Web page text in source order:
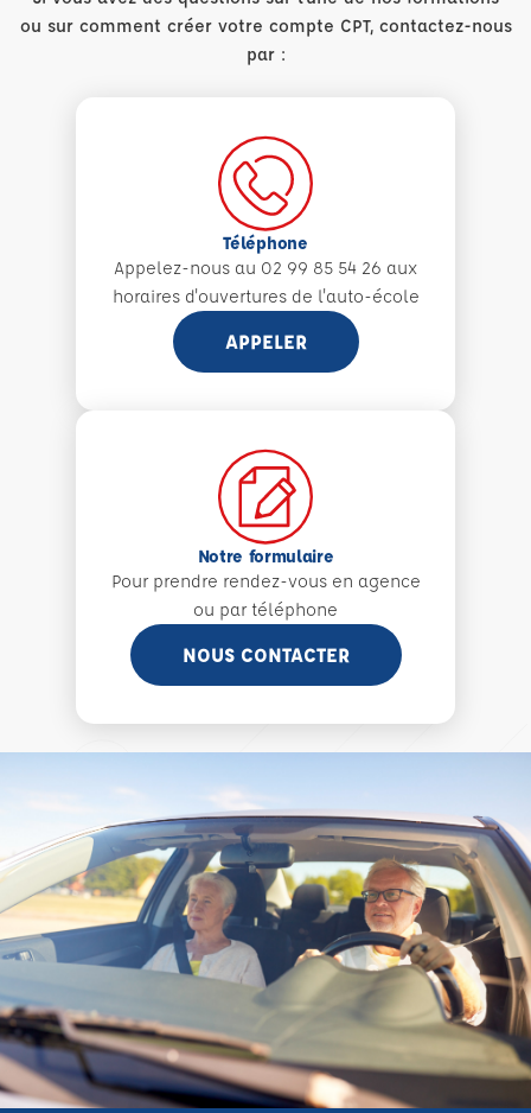
ou sur comment créer votre compte CPT, contactez-nous
par :
Téléphone
Appelez-nous au 02 99 85 54 26 aux
horaires d'ouvertures de l'auto-école
APPELER
Notre formulaire
Pour prendre rendez-vous en agence
ou par téléphone
NOUS CONTACTER